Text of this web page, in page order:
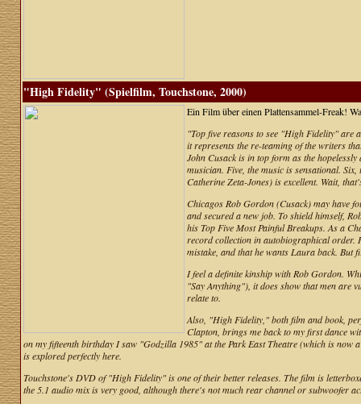
"High Fidelity" (Spielfilm, Touchstone, 2000)
Ein Film über einen Plattensammel-Freak!
"Top five reasons to see "High Fidelity" are
it represents the re-teaming of the writers
John Cusack is in top form as the
musician. Five, the music is sensational.
Catherine Zeta-Jones) is excellent. Wait,
Chicagos Rob Gordon (Cusack) may have
and secured a new job. To shield himself,
his Top Five Most Painful Breakups. As a
record collection in autobiographical order.
mistake, and that he wants Laura back. But
I feel a definite kinship with Rob Gordon.
"Say Anything"), it does show that men are
relate to.
Also, "High Fidelity," both film and book,
Clapton, brings me back to my first dance
on my fifteenth birthday I saw "Godzilla 1985" at the Park East Theatre (which is now
is explored perfectly here.
Touchstone's DVD of "High Fidelity" is one of their better releases. The film is
the 5.1 audio mix is very good, although there's not much rear channel or subwoofer